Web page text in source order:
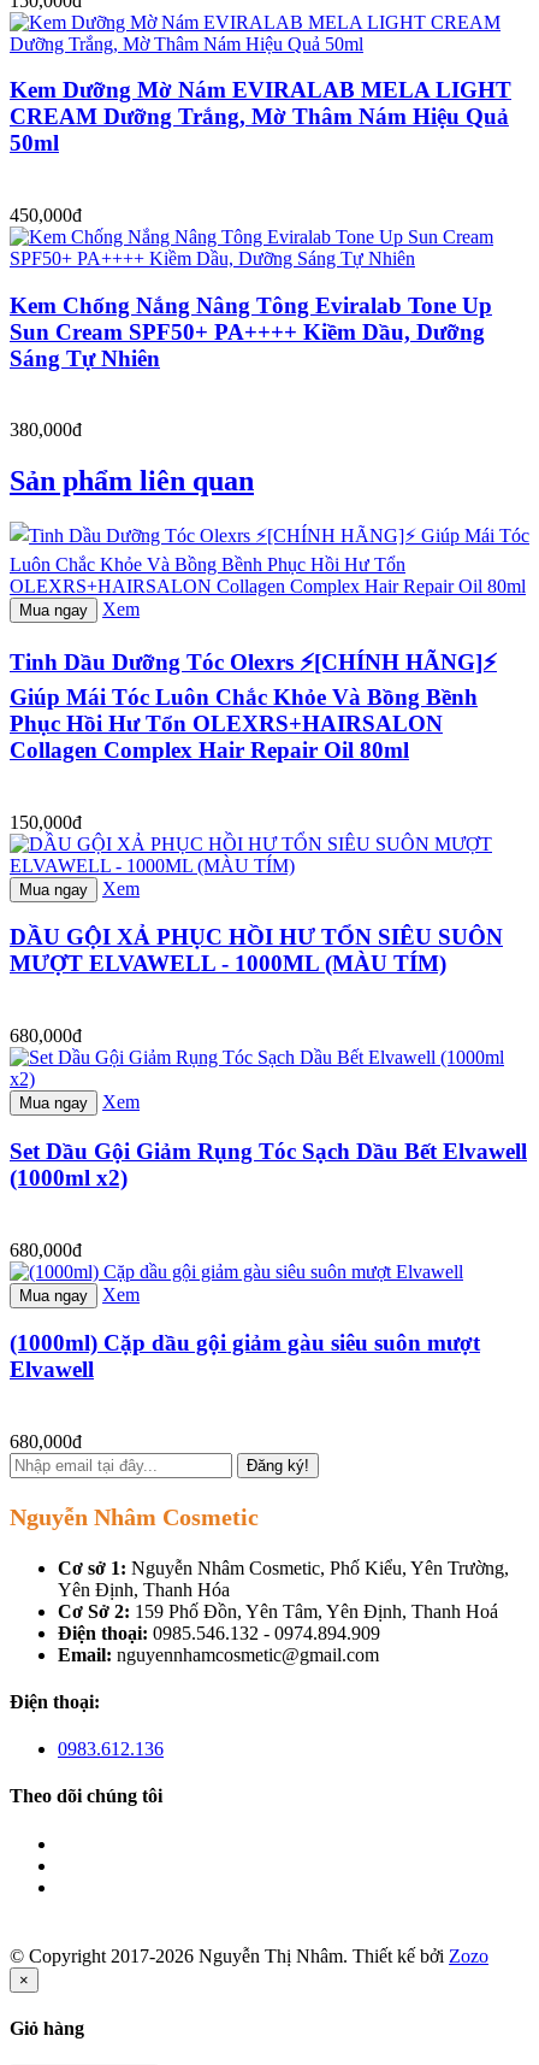
Kem Dưỡng Mờ Nám EVIRALAB MELA LIGHT
CREAM Dưỡng Trắng, Mờ Thâm Nám Hiệu Quả
50ml
450,000đ
Kem Chống Nắng Nâng Tông Eviralab Tone Up
Sun Cream SPF50+ PA++++ Kiềm Dầu, Dưỡng
Sáng Tự Nhiên
380,000đ
Sản phẩm liên quan
Mua ngay Xem
Tinh Dầu Dưỡng Tóc Olexrs ⚡[CHÍNH HÃNG]⚡
Giúp Mái Tóc Luôn Chắc Khỏe Và Bồng Bềnh
Phục Hồi Hư Tổn OLEXRS+HAIRSALON
Collagen Complex Hair Repair Oil 80ml
150,000đ
Mua ngay Xem
DẦU GỘI XẢ PHỤC HỒI HƯ TỔN SIÊU SUÔN
MƯỢT ELVAWELL - 1000ML (MÀU TÍM)
680,000đ
Mua ngay Xem
Set Dầu Gội Giảm Rụng Tóc Sạch Dầu Bết Elvawell
(1000ml x2)
680,000đ
Mua ngay Xem
(1000ml) Cặp dầu gội giảm gàu siêu suôn mượt
Elvawell
680,000đ
Đăng ký!
Nguyễn Nhâm Cosmetic
Cơ sở 1: Nguyễn Nhâm Cosmetic, Phố Kiểu, Yên Trường,
Yên Định, Thanh Hóa
Cơ Sở 2: 159 Phố Đồn, Yên Tâm, Yên Định, Thanh Hoá
Điện thoại: 0985.546.132 - 0974.894.909
Email: nguyennhamcosmetic@gmail.com
Điện thoại:
0983.612.136
Theo dõi chúng tôi
© Copyright 2017-2026 Nguyễn Thị Nhâm. Thiết kế bởi Zozo
×
Giỏ hàng